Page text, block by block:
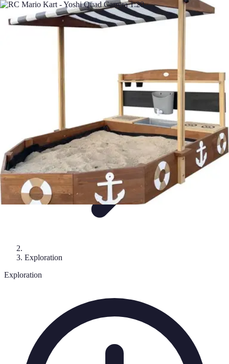
Itinéraires Insolites
Road TripTransportDestinationsRandonnéeTendances
Itinéraires Insolites
Exploration
Exploration